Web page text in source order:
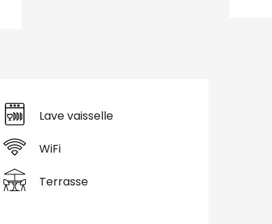
Lave vaisselle
WiFi
Terrasse